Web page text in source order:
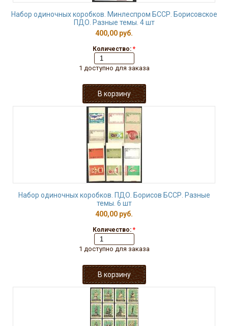
Набор одиночных коробков. Минлеспром БССР. Борисовское
ПДО. Разные темы. 4 шт
400,00 руб.
Количество: *
1 доступно для заказа
Набор одиночных коробков. ПДО. Борисов БССР. Разные
темы. 6 шт
400,00 руб.
Количество: *
1 доступно для заказа